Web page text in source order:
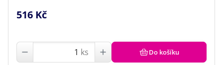
516 Kč
ks Do košíku